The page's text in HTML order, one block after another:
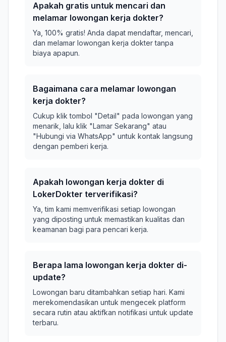
Apakah gratis untuk mencari dan
melamar lowongan kerja dokter?
Ya, 100% gratis! Anda dapat mendaftar, mencari,
dan melamar lowongan kerja dokter tanpa
biaya apapun.
Bagaimana cara melamar lowongan
kerja dokter?
Cukup klik tombol "Detail" pada lowongan yang
menarik, lalu klik "Lamar Sekarang" atau
"Hubungi via WhatsApp" untuk kontak langsung
dengan pemberi kerja.
Apakah lowongan kerja dokter di
LokerDokter terverifikasi?
Ya, tim kami memverifikasi setiap lowongan
yang diposting untuk memastikan kualitas dan
keamanan bagi para pencari kerja.
Berapa lama lowongan kerja dokter di-
update?
Lowongan baru ditambahkan setiap hari. Kami
merekomendasikan untuk mengecek platform
secara rutin atau aktifkan notifikasi untuk update
terbaru.